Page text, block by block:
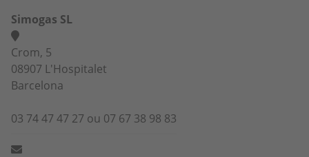
Simogas SL
Crom, 5
08907 L'Hospitalet
Barcelona
03 74 47 47 27 ou 07 67 38 98 83